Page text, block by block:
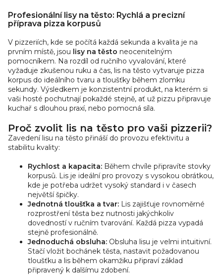
provedení, 2 páry
polohovatelných...
v
l
d
a
c
í
p
r
v
y
v
p
i
s
Profesionální lisy na těsto: Rychlá a precizní
příprava pizza korpusů
V pizzeriích, kde se počítá každá sekunda a kvalita je na
prvním místě, jsou lisy na těsto neocenitelným
pomocníkem. Na rozdíl od ručního vyvalování, které
vyžaduje zkušenou ruku a čas, lis na těsto vytvaruje pizza
korpus do ideálního tvaru a tloušťky během zlomku
sekundy. Výsledkem je konzistentní produkt, na kterém si
vaši hosté pochutnají pokaždé stejně, ať už pizzu připravuje
kuchař s dlouhou praxí, nebo pomocná síla.
Proč zvolit lis na těsto pro vaši pizzerii?
Zavedení lisu na těsto přináší do provozu efektivitu a
stabilitu kvality:
Rychlost a kapacita: Během chvíle připravíte stovky
korpusů. Lis je ideální pro provozy s vysokou obrátkou,
kde je potřeba udržet vysoký standard i v časech
největší špičky.
Jednotná tloušťka a tvar: Lis zajišťuje rovnoměrné
rozprostření těsta bez nutnosti jakýchkoliv
dovedností v ručním tvarování. Každá pizza vypadá
stejně profesionálně.
Jednoduchá obsluha: Obsluha lisu je velmi intuitivní.
Stačí vložit bochánek těsta, nastavit požadovanou
tloušťku a lis během okamžiku připraví základ
připravený k dalšímu zdobení.